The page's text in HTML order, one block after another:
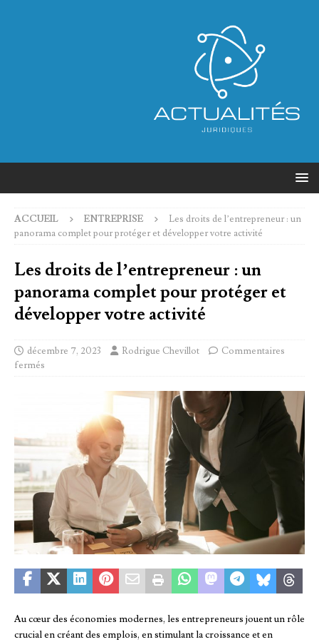
ACCUEIL ENTREPRISE
Les droits de l’entrepreneur : un
panorama complet pour protéger et développer votre activité
Les droits de l’entrepreneur : un
panorama complet pour protéger et
développer votre activité
décembre 7, 2023 Rodrigue Chevillot
Commentaires
fermés
Au cœur des économies modernes, les entrepreneurs jouent un rôle
crucial en créant des emplois, en stimulant la croissance et en